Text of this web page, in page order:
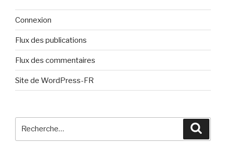
Connexion
Flux des publications
Flux des commentaires
Site de WordPress-FR